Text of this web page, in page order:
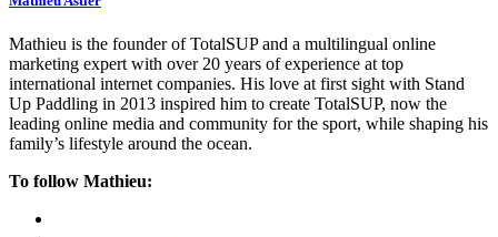
Mathieu is the founder of TotalSUP and a multilingual online
marketing expert with over 20 years of experience at top
international internet companies. His love at first sight with Stand
Up Paddling in 2013 inspired him to create TotalSUP, now the
leading online media and community for the sport, while shaping his
family’s lifestyle around the ocean.
To follow Mathieu: